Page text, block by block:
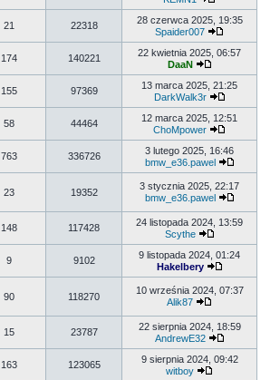
21 22318
28 czerwca 2025, 19:35
Spaider007
174 140221
22 kwietnia 2025, 06:57
DaaN
155 97369
13 marca 2025, 21:25
DarkWalk3r
58 44464
12 marca 2025, 12:51
ChoMpower
763 336726
3 lutego 2025, 16:46
bmw_e36.pawel
23 19352
3 stycznia 2025, 22:17
bmw_e36.pawel
148 117428
24 listopada 2024, 13:59
Scythe
9 9102
9 listopada 2024, 01:24
Hakelbery
90 118270
10 września 2024, 07:37
Alik87
15 23787
22 sierpnia 2024, 18:59
AndrewE32
163 123065
9 sierpnia 2024, 09:42
witboy